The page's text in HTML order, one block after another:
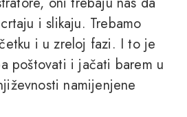
i slikaju. Trebamo
i u zreloj fazi. I to je
poštovati i jačati barem u
namijenjene